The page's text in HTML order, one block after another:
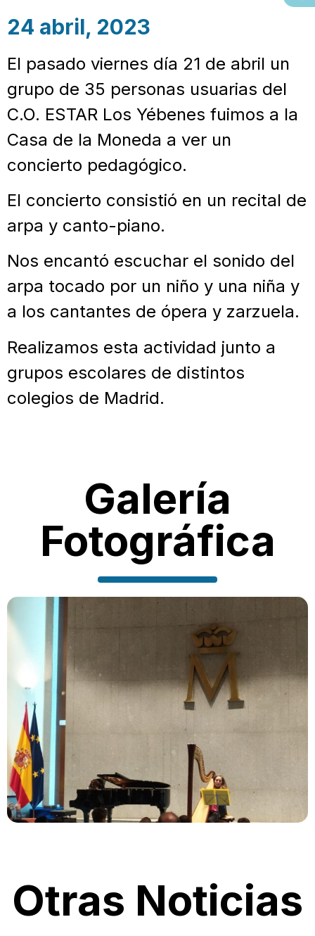
24 abril, 2023
El pasado viernes día 21 de abril un
grupo de 35 personas usuarias del
C.O. ESTAR Los Yébenes fuimos a la
Casa de la Moneda a ver un
concierto pedagógico.
El concierto consistió en un recital de
arpa y canto-piano.
Nos encantó escuchar el sonido del
arpa tocado por un niño y una niña y
a los cantantes de ópera y zarzuela.
Realizamos esta actividad junto a
grupos escolares de distintos
colegios de Madrid.
Galería
Fotográfica
Otras Noticias